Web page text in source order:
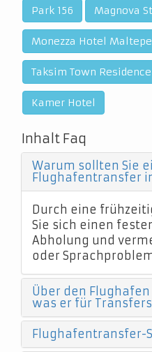
Park 156 Magnova
Monezza Hotel Maltepe
Taksim Town
Kamer Hotel
Inhalt Faq
Warum sollten Sie
Flughafentransfer
Durch eine
Sie sich einen
Abholung und
oder
Über den
was er für
Flughafentransfer-